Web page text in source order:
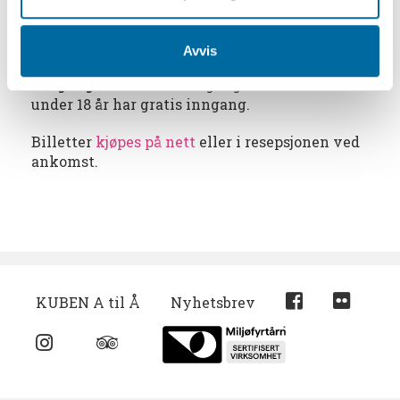
Avvis
granitt – et minne fra skipsreder Chrisoffer
Hannevigs tid som eier.
under 18 år har gratis inngang.
Billetter kjøpes på nett eller i resepsjonen ved
ankomst.
KUBEN A til Å Nyhetsbrev